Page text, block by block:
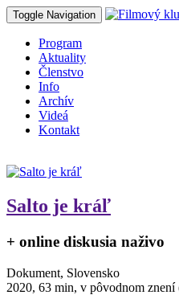
Toggle Navigation
Program
Aktuality
Členstvo
Info
Archív
Videá
Kontakt
Salto je kráľ
+ online diskusia naživo
Dokument, Slovensko
2020, 63 min, v pôvodnom znení